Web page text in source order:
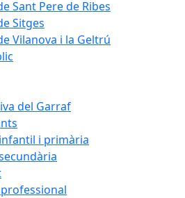
Sant Pere de Ribes
Sitges
Vilanova i la Geltrú
del Garraf
i primària